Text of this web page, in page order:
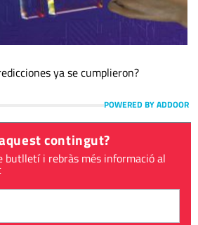
ya se cumplieron?
POWERED BY ADDOOR
contingut?
i rebràs més informació al